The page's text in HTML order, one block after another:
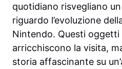
quotidiano risvegliano
riguardo l’evoluzione
Nintendo. Questi oggetti
arricchiscono la visita,
storia affascinante su